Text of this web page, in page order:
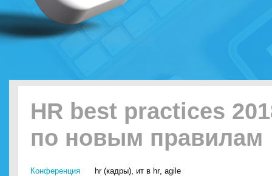
HR best practices
по новым правилам
Конференция hr (кадры), ит в hr, agile